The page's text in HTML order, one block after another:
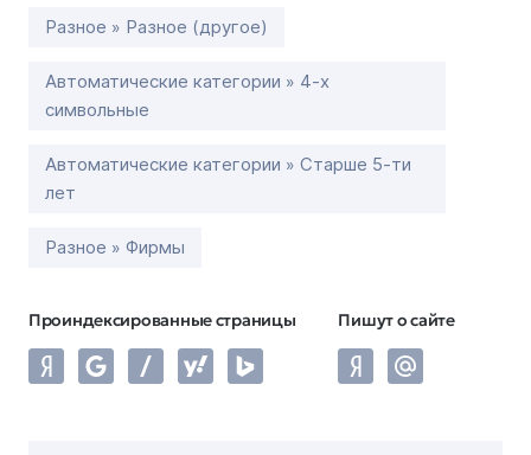
Разное » Разное (другое)
Автоматические категории » 4-х
символьные
Автоматические категории » Старше 5-ти
лет
Разное » Фирмы
Проиндексированные страницы Пишут о сайте